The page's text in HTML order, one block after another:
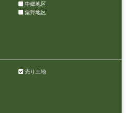
中郷地区
粟野地区
売り土地